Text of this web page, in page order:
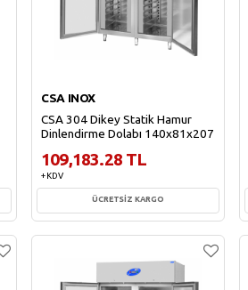
CSA INOX
CSA 304 Dikey Statik Hamur
Dinlendirme Dolabı 140x81x207
109,183.28 TL
+ KDV
ÜCRETSİZ KARGO
Sepete Ekle